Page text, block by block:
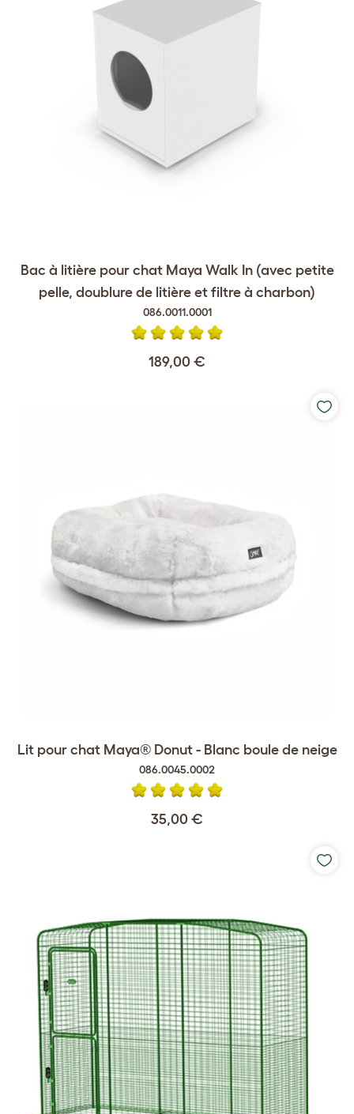
Bac à litière pour chat Maya Walk In (avec petite
pelle, doublure de litière et filtre à charbon)
086.0011.0001
189,00 €
Lit pour chat Maya® Donut - Blanc boule de neige
086.0045.0002
35,00 €